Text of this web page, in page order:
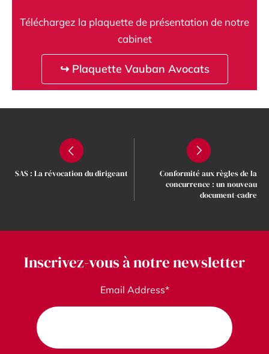
Téléchargez la plaquette de présentation de notre
cabinet
↪ Plaquette Vauban Avocats
SAS : La révocation du dirigeant
Conformité aux règles de la
concurrence : un nouveau
document-cadre
Inscrivez-vous à notre newsletter
Email Address*